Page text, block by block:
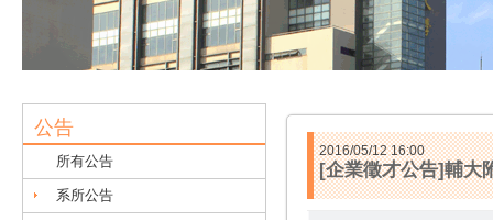
公告
所有公告
系所公告
2016/05/12 16:00
[企業徵才公告]輔大